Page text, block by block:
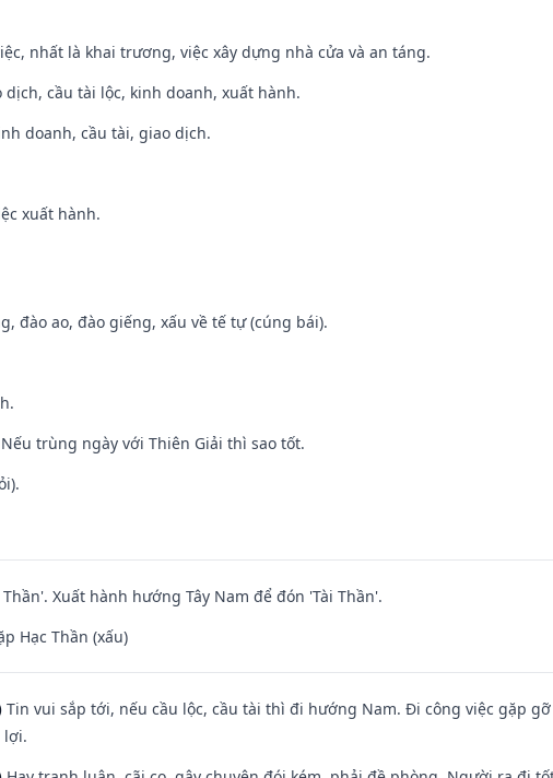
nhất là khai trương, việc xây dựng nhà cửa và an táng.
dịch, cầu tài lộc, kinh doanh, xuất hành.
doanh, cầu tài, giao dịch.
xuất hành.
đào ao, đào giếng, xấu về tế tự (cúng bái).
trùng ngày với Thiên Giải thì sao tốt.
Xuất hành hướng Tây Nam để đón 'Tài Thần'.
Hạc Thần (xấu)
Tin vui sắp tới, nếu cầu lộc, cầu tài thì đi hướng Nam. Đi công việc gặp
lợi.